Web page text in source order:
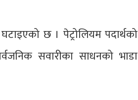
छ । पेट्रोलियम पदार्थको
सवारीका साधनको भाडा